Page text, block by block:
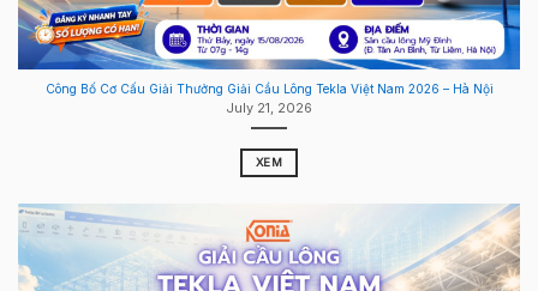
Công Bố Cơ Cấu Giải Thưởng Giải Cầu Lông Tekla Việt Nam 2026 – Hà Nội
July 21, 2026
XEM